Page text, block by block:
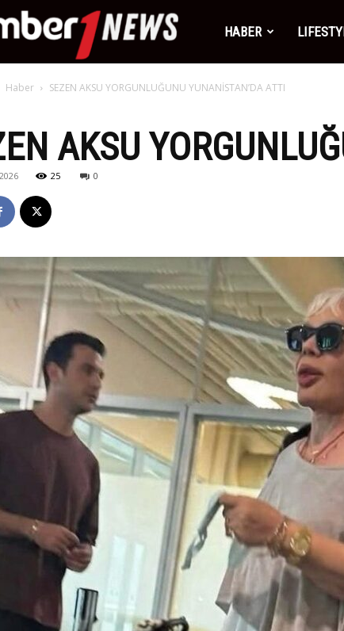
Number1
News
HABER
Haber SEZEN AKSU YORGUNLUĞUNU YUNANİSTAN’DA ATTI
AKSU
25 0